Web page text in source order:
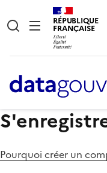
RÉPUBLIQUE
FRANÇAISE
Pourquoi créer un